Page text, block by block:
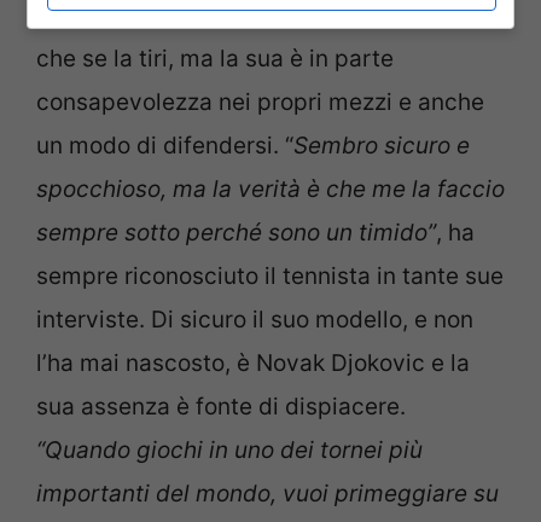
Da come parla, il russo sembra sempre
che se la tiri, ma la sua è in parte
consapevolezza nei propri mezzi e anche
un modo di difendersi. “Sembro sicuro e
spocchioso, ma la verità è che me la faccio
sempre sotto perché sono un timido”, ha
sempre riconosciuto il tennista in tante sue
interviste. Di sicuro il suo modello, e non
l’ha mai nascosto, è Novak Djokovic e la
sua assenza è fonte di dispiacere.
“Quando giochi in uno dei tornei più
importanti del mondo, vuoi primeggiare su